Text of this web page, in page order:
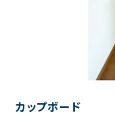
カップボード